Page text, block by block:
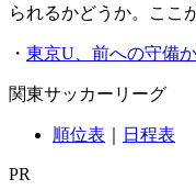
られるかどうか。ここ
・ 東京U、前への守備
関東サッカーリーグ
順位表 日程表
PR